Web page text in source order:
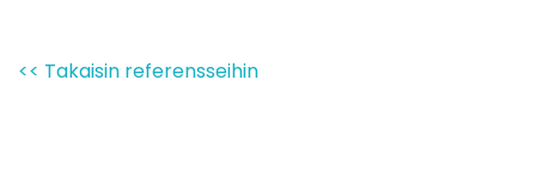
<< Takaisin referensseihin